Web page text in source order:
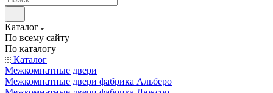
Каталог
По всему сайту
По каталогу
Каталог
Межкомнатные двери
Межкомнатные двери фабрика Альберо